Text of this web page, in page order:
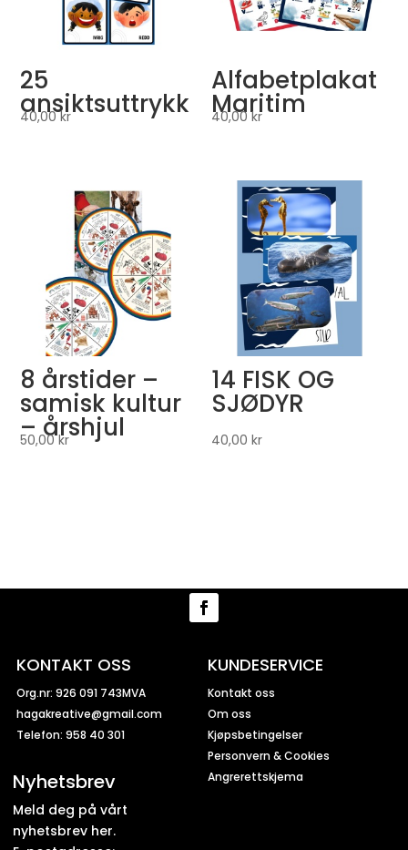
25
ansiktsuttrykk
40,00kr
Alfabetplakat
Maritim
40,00kr
8 årstider –
samisk kultur
– årshjul
50,00kr
14 FISK OG
SJØDYR
40,00kr
KONTAKT OSS
Org.nr: 926 091 743MVA
hagakreative@gmail.com
Telefon: 958 40 301
Nyhetsbrev
Meld deg på vårt
nyhetsbrev her.
KUNDESERVICE
Kontakt oss
Om oss
Kjøpsbetingelser
Personvern & Cookies
Angrerettskjema